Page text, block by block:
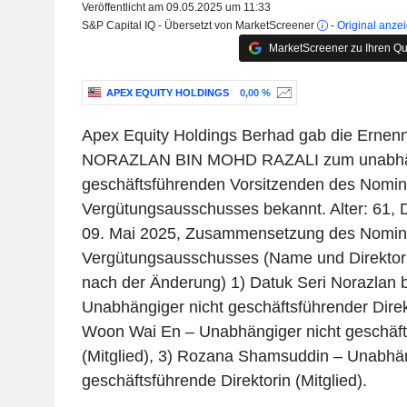
Veröffentlicht am 09.05.2025 um 11:33
S&P Capital IQ - Übersetzt von MarketScreener
- Original
MarketScreener zu Ihren
APEX EQUITY HOLDINGS 0,00 %
Apex Equity Holdings Berhad gab die
NORAZLAN BIN MOHD RAZALI zum
geschäftsführenden Vorsitzenden des
Vergütungsausschusses bekannt. Alter: 61,
09. Mai 2025, Zusammensetzung des
Vergütungsausschusses (Name und
nach der Änderung) 1) Datuk Seri Norazlan
Unabhängiger nicht geschäftsführender
Woon Wai En – Unabhängiger nicht
(Mitglied), 3) Rozana Shamsuddin –
geschäftsführende Direktorin (Mitglied).